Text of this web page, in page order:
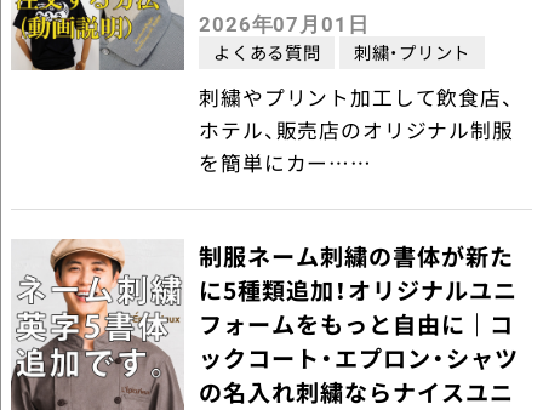
2026年07月01日
よくある質問 刺繍・プリント
刺繍やプリント加工して飲食店、
ホテル、販売店のオリジナル制服
を簡単にカー……
制服ネーム刺繍の書体が新た
に5種類追加！オリジナルユニ
フォームをもっと自由に｜コ
ックコート・エプロン・シャツ
の名入れ刺繍ならナイスユニ